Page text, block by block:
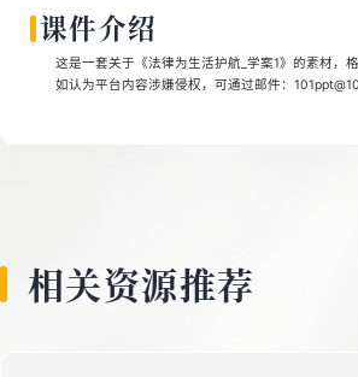
6
课件介绍
这是一套关于《法律为生活护航_学案1》的素材，
如认为平台内容涉嫌侵权，可通过邮件：
相关资源推荐